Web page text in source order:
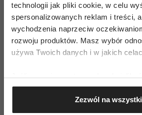
technologii jak pliki cookie, w celu
spersonalizowanych reklam i treści,
wychodzenia naprzeciw
rozwoju produktów. Masz wybór
używa Twoich danych i w jakich
Jeśli wyrazisz na to zgodę,
Gromadzić dane dotyczące
geograficznej z dokładnością
Identyfikować Twoje
Zezwól na
chcemy mieć na swój temat (w
niewinności). Warto mieć
podaje GUS, w Polsce co roku
nastolatek rodzi dzieci. Dla
za wcześnie na rozmowę o